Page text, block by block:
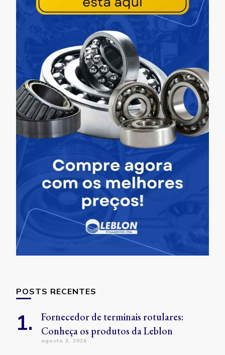
POSTS RECENTES
Fornecedor de terminais rotulares:
Conheça os produtos da Leblon
agosto 3, 2026